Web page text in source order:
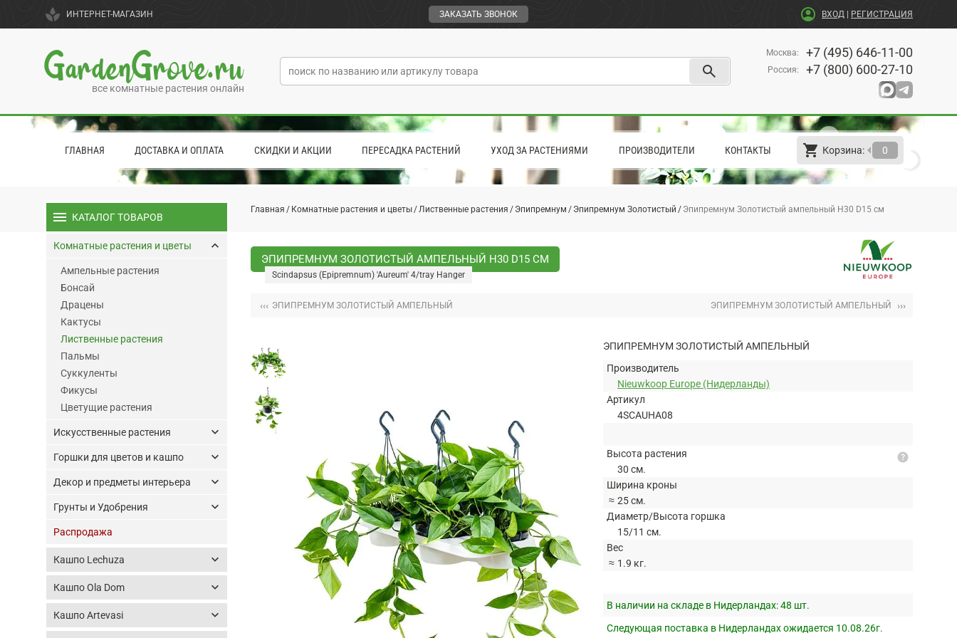
spa ИНТЕРНЕТ-МАГАЗИН ЗАКАЗАТЬ ЗВОНОК account_circle ВХОД РЕГИСТРАЦИЯ
GardenGrove.ru
все комнатные растения онлайн
search
Москва: +7 (495) 646-11-00
Россия: +7 (800) 600-27-10
ГЛАВНАЯ ДОСТАВКА И ОПЛАТА СКИДКИ И АКЦИИ ПЕРЕСАДКА РАСТЕНИЙ УХОД ЗА РАСТЕНИЯМИ ПРОИЗВОДИТЕЛИ КОНТАКТЫ shopping_cart Корзина: 0
arrow_left
Главная Комнатные растения и цветы Лиственные растения Эпипремнум Эпипремнум Золотистый Эпипремнум Золотистый ампельный H30 D15 см
ЭПИПРЕМНУМ ЗОЛОТИСТЫЙ АМПЕЛЬНЫЙ H30 D15 СМ
Scindapsus (Epipremnum) 'Aureum' 4/tray Hanger
‹‹‹ ЭПИПРЕМНУМ ЗОЛОТИСТЫЙ АМПЕЛЬНЫЙ ЭПИПРЕМНУМ ЗОЛОТИСТЫЙ АМПЕЛЬНЫЙ ›››
ЭПИПРЕМНУМ ЗОЛОТИСТЫЙ АМПЕЛЬНЫЙ
Производитель
Nieuwkoop Europe (Нидерланды)
Артикул
4SCAUHA08
Высота растения
30 см.
Ширина кроны
≈ 25 см.
Диаметр/Высота горшка
15/11 см.
Вес
≈ 1.9 кг.
help
В наличии на складе в Нидерландах:48 шт.
Следующая поставка в Нидерландах ожидается 10.08.26г.
menu КАТАЛОГ ТОВАРОВ
Комнатные растения и цветы keyboard_arrow_up
Ампельные растения
Бонсай
Драцены
Кактусы
Лиственные растения
Пальмы
Суккуленты
Фикусы
Цветущие растения
Искусственные растения keyboard_arrow_down
Горшки для цветов и кашпо keyboard_arrow_down
Декор и предметы интерьера keyboard_arrow_down
Грунты и Удобрения keyboard_arrow_down
Распродажа
Кашпо Lechuza keyboard_arrow_down
Кашпо Ola Dom keyboard_arrow_down
Кашпо Artevasi keyboard_arrow_down